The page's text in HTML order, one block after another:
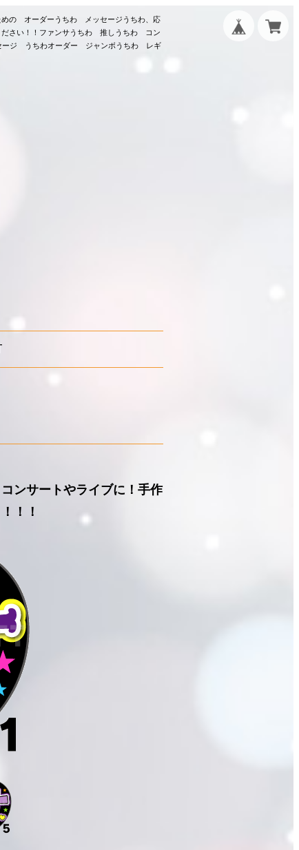
の オーダーうちわ メッセージうちわ、応
ださい！！ファンサうちわ 推しうちわ コン
ージ うちわオーダー ジャンボうちわ レギ
ンサートやライブに！手作
！！